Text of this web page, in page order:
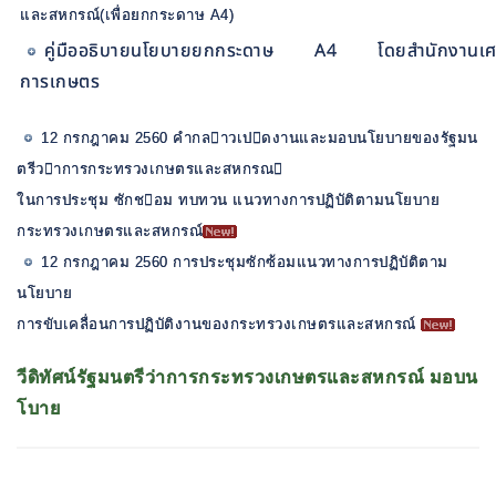
และสหกรณ์(เพื่อยกกระดาษ A4)
คู่มืออธิบายนโยบายยกกระดาษ A4 โดยสำนักงานเ
การเกษตร
12 กรกฎาคม 2560 คํากลาวเปดงานและมอบนโยบายของรัฐมน
ตรีวาการกระทรวงเกษตรและสหกรณ
ในการประชุม ซักชอม ทบทวน แนวทางการปฏิบัติตามนโยบาย
กระทรวงเกษตรและสหกรณ์
12 กรกฎาคม 2560 การประชุมซักซ้อมแนวทางการปฏิบัติตาม
นโยบาย
การขับเคลื่อนการปฏิบัติงานของกระทรวงเกษตรและสหกรณ์
วีดิทัศน์รัฐมนตรีว่าการกระทรวงเกษตรและสหกรณ์ มอบน
โบาย